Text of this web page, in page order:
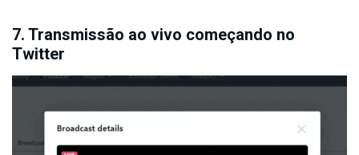
7. Transmissão ao vivo começando no
Twitter